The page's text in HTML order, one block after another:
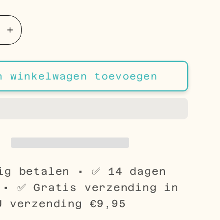
Aantal
verhogen
voor
Roze
Steentje
winkelwagen toevoegen
betalen • ✅ 14 dagen
✅ Gratis verzending in
verzending €9,95